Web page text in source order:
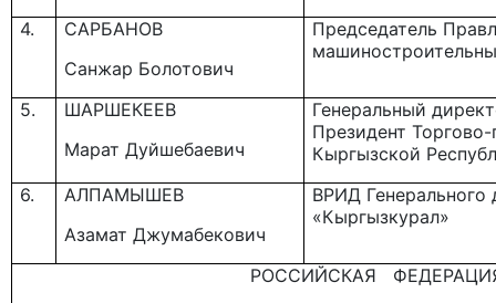
4.
САРБАНОВ
Санжар Болотович
Председатель
5.
ШАРШЕКЕЕВ
Марат Дуйшебаевич
Генеральный
Президент
Кыргызской
6.
АЛПАМЫШЕВ
Азамат Джумабекович
ВРИД Генерального
«Кыргызкурал»
РОССИЙСКАЯ